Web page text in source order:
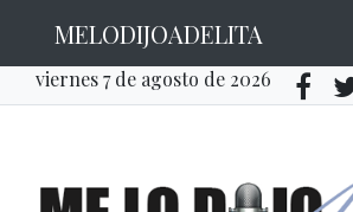
MELODIJOADELITA
viernes 7 de agosto de 2026